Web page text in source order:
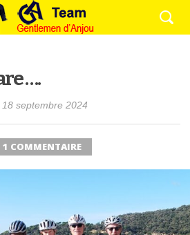
….
18 septembre 2024
1 COMMENTAIRE